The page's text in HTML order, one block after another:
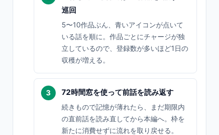
巡回
5〜10作品ぶん、青いアイコンが点いて
いる話を順に。作品ごとにチャージが独
立しているので、登録数が多いほど1日の
収穫が増える。
72時間窓を使って前話を読み返す
続きもので記憶が薄れたら、まだ期限内
の直前話を読み直してから本編へ。枠を
新たに消費せずに流れを取り戻せる。